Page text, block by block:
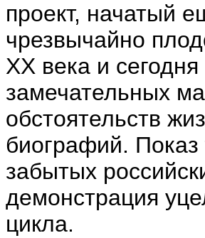
проект, начатый
чрезвычайно
ХХ века и
замечательных
обстоятельств
биографий. Показ
забытых
демонстрация
цикла.